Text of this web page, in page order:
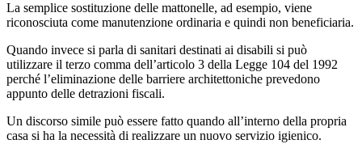
La semplice sostituzione delle mattonelle, ad esempio, viene
riconosciuta come manutenzione ordinaria e quindi non beneficiaria.
Quando invece si parla di sanitari destinati ai disabili si può
utilizzare il terzo comma dell’articolo 3 della Legge 104 del 1992
perché l’eliminazione delle barriere architettoniche prevedono
appunto delle detrazioni fiscali.
Un discorso simile può essere fatto quando all’interno della propria
casa si ha la necessità di realizzare un nuovo servizio igienico.